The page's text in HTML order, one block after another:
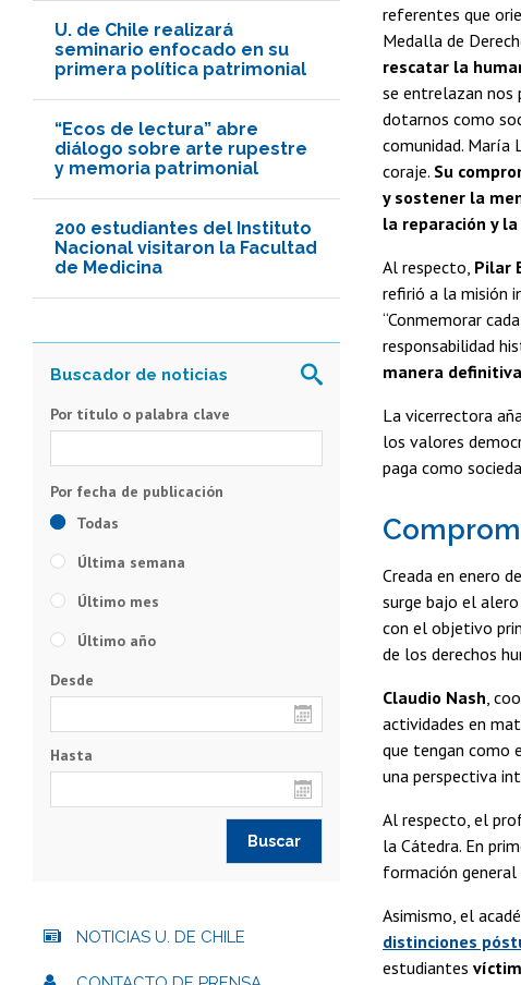
U. de Chile realizará
seminario enfocado en su
primera política patrimonial
“Ecos de lectura” abre
diálogo sobre arte rupestre
y memoria patrimonial
200 estudiantes del Instituto
Nacional visitaron la Facultad
de Medicina
referentes que
Medalla de
rescatar la
se entrelazan nos
dotarnos como
comunidad. María
coraje. Su
y sostener la
la reparación y
Al respecto, Pilar
refirió a la misión
“Conmemorar
responsabilidad
manera
La vicerrectora
los valores
paga como
Creada en enero
surge bajo el
con el objetivo
de los derechos
Claudio Nash ,
actividades en
que tengan como
una perspectiva
Al respecto, el
la Cátedra. En
formación general
Asimismo, el
distinciones
estudiantes
Por título o palabra clave
Todas
Última semana
Último mes
Último año
Desde
Hasta
NOTICIAS U. DE CHILE